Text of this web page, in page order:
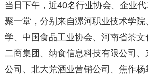
当日下午，近40名行业协会、企业
聚一堂，分别来自漯河职业技术学院
学、中国食品工业协会、河南省茶
二商集团、纳食信息科技有限公司、
公司、北大荒酒业营销公司、焦作杨